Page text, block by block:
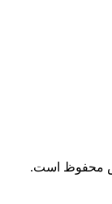
محفوظ است.